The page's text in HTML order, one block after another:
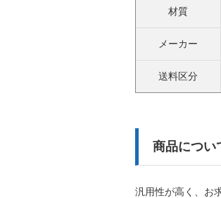
材質
メーカー
送料区分
商品につい
汎用性が高く、お